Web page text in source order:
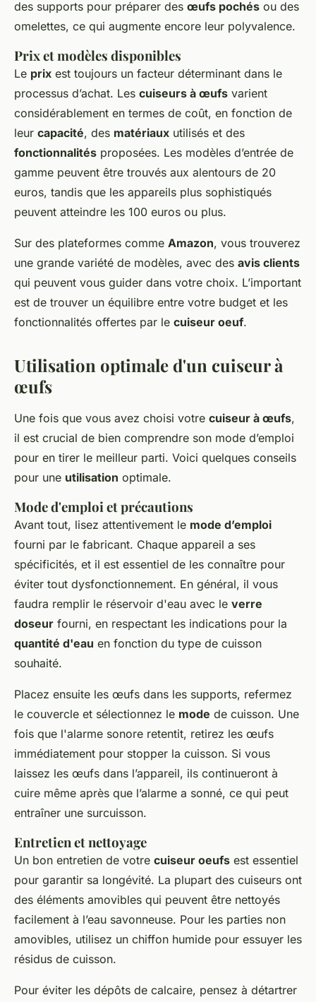
des supports pour préparer des œufs pochés ou des
omelettes, ce qui augmente encore leur polyvalence.
Prix et modèles disponibles
Le prix est toujours un facteur déterminant dans le
processus d’achat. Les cuiseurs à œufs varient
considérablement en termes de coût, en fonction de
leur capacité, des matériaux utilisés et des
fonctionnalités proposées. Les modèles d’entrée de
gamme peuvent être trouvés aux alentours de 20
euros, tandis que les appareils plus sophistiqués
peuvent atteindre les 100 euros ou plus.
Sur des plateformes comme Amazon, vous trouverez
une grande variété de modèles, avec des avis clients
qui peuvent vous guider dans votre choix. L’important
est de trouver un équilibre entre votre budget et les
fonctionnalités offertes par le cuiseur oeuf.
Utilisation optimale d'un cuiseur à
œufs
Une fois que vous avez choisi votre cuiseur à œufs,
il est crucial de bien comprendre son mode d’emploi
pour en tirer le meilleur parti. Voici quelques conseils
pour une utilisation optimale.
Mode d'emploi et précautions
Avant tout, lisez attentivement le mode d’emploi
fourni par le fabricant. Chaque appareil a ses
spécificités, et il est essentiel de les connaître pour
éviter tout dysfonctionnement. En général, il vous
faudra remplir le réservoir d'eau avec le verre
doseur fourni, en respectant les indications pour la
quantité d'eau en fonction du type de cuisson
souhaité.
Placez ensuite les œufs dans les supports, refermez
le couvercle et sélectionnez le mode de cuisson. Une
fois que l'alarme sonore retentit, retirez les œufs
immédiatement pour stopper la cuisson. Si vous
laissez les œufs dans l’appareil, ils continueront à
cuire même après que l’alarme a sonné, ce qui peut
entraîner une surcuisson.
Entretien et nettoyage
Un bon entretien de votre cuiseur oeufs est essentiel
pour garantir sa longévité. La plupart des cuiseurs ont
des éléments amovibles qui peuvent être nettoyés
facilement à l’eau savonneuse. Pour les parties non
amovibles, utilisez un chiffon humide pour essuyer les
résidus de cuisson.
Pour éviter les dépôts de calcaire, pensez à détartrer